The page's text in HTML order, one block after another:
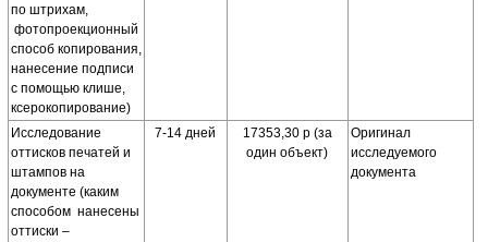
по штрихам,
фотопроекционный
способ копирования,
нанесение подписи
с помощью клише,
ксерокопирование)
Исследование
оттисков печатей и
штампов на
документе (каким
способом нанесены
оттиски –
7-14 дней
17353,30 р (за
один объект)
Оригинал
исследуемого
документа